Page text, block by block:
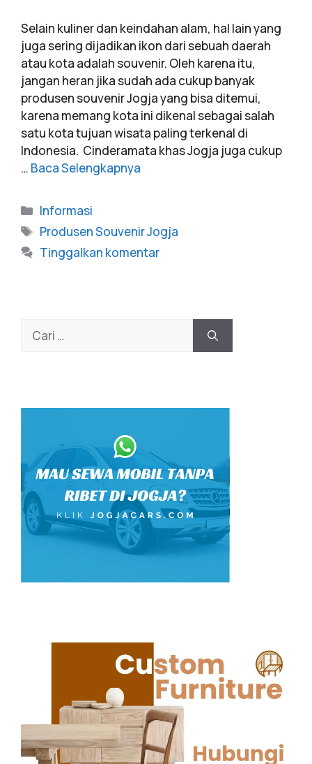
Selain kuliner dan keindahan alam, hal lain yang
juga sering dijadikan ikon dari sebuah daerah
atau kota adalah souvenir. Oleh karena itu,
jangan heran jika sudah ada cukup banyak
produsen souvenir Jogja yang bisa ditemui,
karena memang kota ini dikenal sebagai salah
satu kota tujuan wisata paling terkenal di
Indonesia. Cinderamata khas Jogja juga cukup
… Baca Selengkapnya
Informasi
Produsen Souvenir Jogja
Tinggalkan komentar